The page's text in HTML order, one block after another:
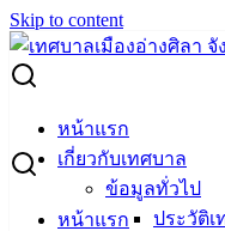
Skip to content
หน้าแรก
เกี่ยวกับเทศบาล
ข้อมูลทั่วไป
ประวัติเ
หน้าแรก
Search for:
การโอนเงินงบประมาณร
ครั้งที่ 7/2566
การโอนเงินงบป